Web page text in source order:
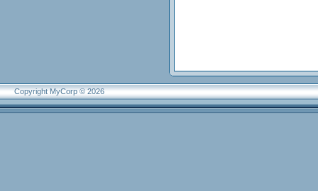
Copyright MyCorp © 2026